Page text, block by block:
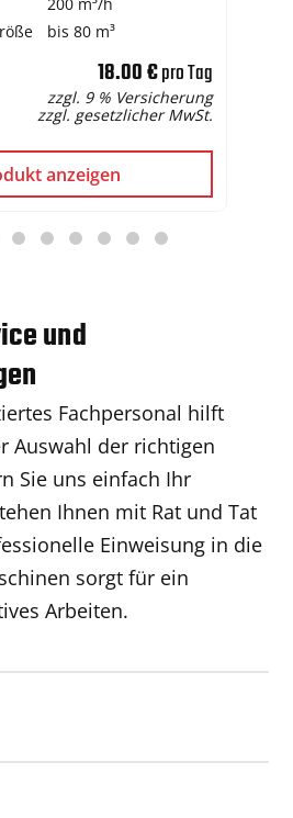
200 m³/h
bis 80 m³
18.00 €pro Tag
zzgl. 9 % Versicherung
zzgl. gesetzlicher MwSt.
anzeigen
und
Fachpersonal hilft
Auswahl der richtigen
Sie uns einfach Ihr
Ihnen mit Rat und Tat
Einweisung in die
sorgt für ein
Arbeiten.